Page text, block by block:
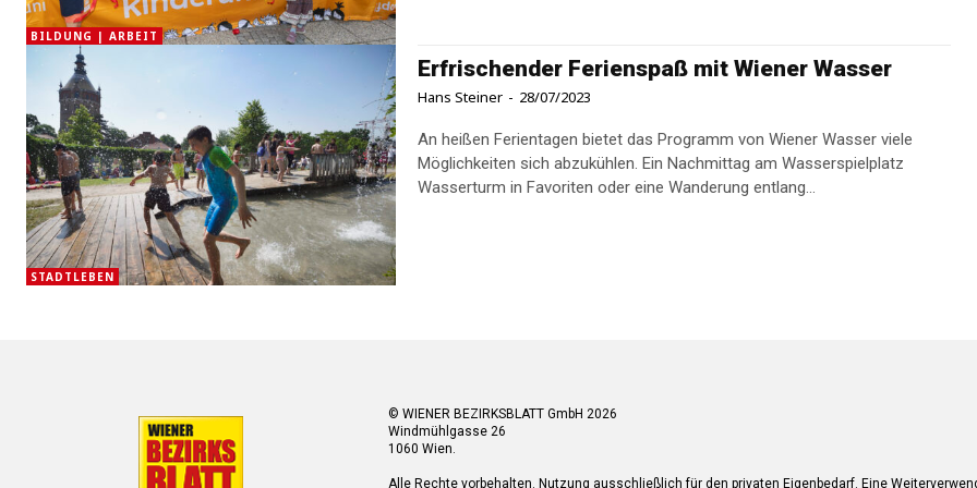
BILDUNG | ARBEIT
STADTLEBEN
Erfrischender Ferienspaß mit Wiener Wasser
Hans Steiner - 28/07/2023
An heißen Ferientagen bietet das Programm von Wiener Wasser viele
Möglichkeiten sich abzukühlen. Ein Nachmittag am Wasserspielplatz
Wasserturm in Favoriten oder eine Wanderung entlang...
© WIENER BEZIRKSBLATT GmbH 2026
Windmühlgasse 26
1060 Wien.
Alle Rechte vorbehalten. Nutzung ausschließlich für den privaten Eigenbedarf. Eine